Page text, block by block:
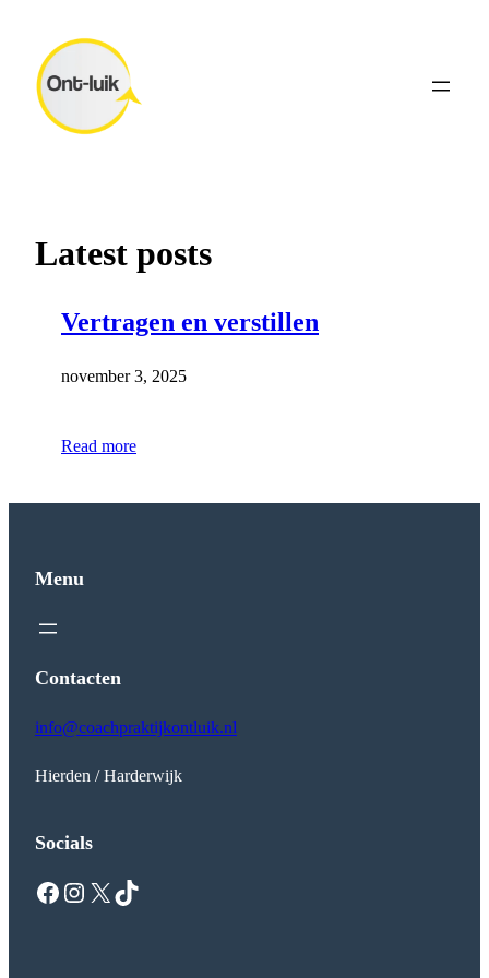
inhoud
Latest posts
Vertragen en verstillen
november 3, 2025
Read more
Menu
Contacten
info@coachpraktijkontluik.nl
Hierden / Harderwijk
Socials
Facebook Instagram X TikTok